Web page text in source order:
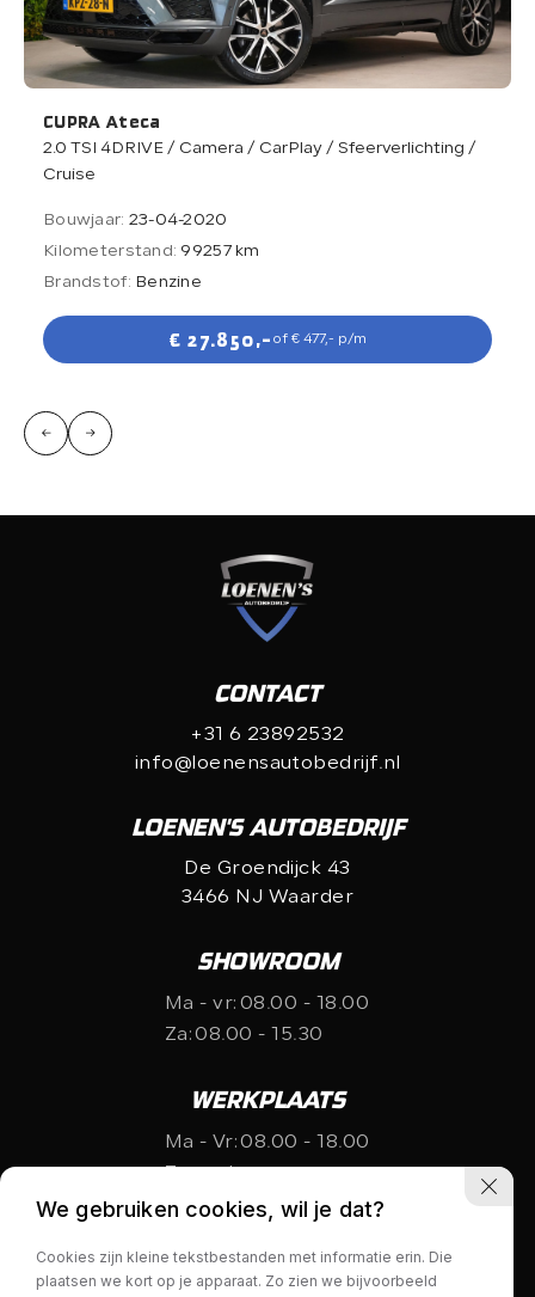
CUPRA Ateca
2.0 TSI 4DRIVE / Camera / CarPlay / Sfeerverlichting /
Cruise
Bouwjaar: 23-04-2020
Kilometerstand: 99257 km
Brandstof: Benzine
€ 27.850,- of € 477,- p/m
CONTACT
+31 6 23892532
info@loenensautobedrijf.nl
LOENEN'S AUTOBEDRIJF
De Groendijck 43
3466 NJ Waarder
SHOWROOM
Ma - vr: 08.00 - 18.00
Za: 08.00 - 15.30
WERKPLAATS
Ma - Vr: 08.00 - 18.00
Za:gesloten
We gebruiken cookies, wil je dat?
Cookies zijn kleine tekstbestanden met informatie erin. Die
plaatsen we kort op je apparaat. Zo zien we bijvoorbeeld